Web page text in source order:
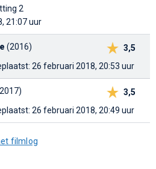
2
21:07 uur
3,5
(2016)
26 februari 2018, 20:53 uur
3,5
26 februari 2018, 20:49 uur
filmlog